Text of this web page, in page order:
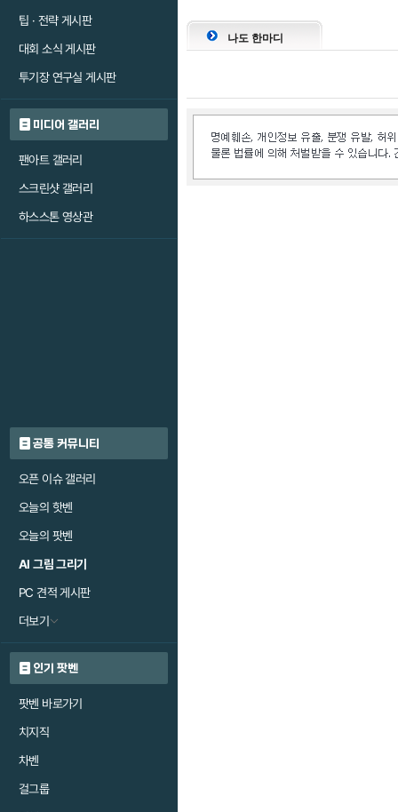
팁 · 전략 게시판
대회 소식 게시판
투기장 연구실 게시판
미디어 갤러리
팬아트 갤러리
스크린샷 갤러리
하스스톤 영상관
공통 커뮤니티
오픈 이슈 갤러리
오늘의 핫벤
오늘의 팟벤
AI 그림 그리기
PC 견적 게시판
더보기
인기 팟벤
팟벤 바로가기
치지직
차벤
걸그룹
나도 한마디